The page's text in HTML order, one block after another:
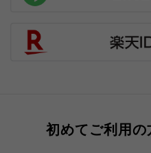
初めてご利用